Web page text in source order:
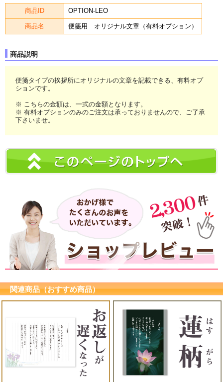
商品ID OPTION-LEO
商品名 便箋用 オリジナル文章（有料オプション）
商品説明
便箋タイプの挨拶所にオリジナルの文章を記載できる、有料オプ
ションです。
※ こちらの金額は、一式の金額となります。
※ 有料オプションのみのご注文は承っておりませんので、ご了承
下さいませ。
関連商品（おすすめ商品）